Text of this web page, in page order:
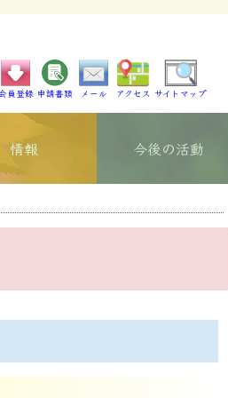
員登録 申請書類 メール アクセス サイトマップ
情報 今後の活動